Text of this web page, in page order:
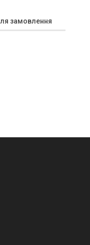
замовлення